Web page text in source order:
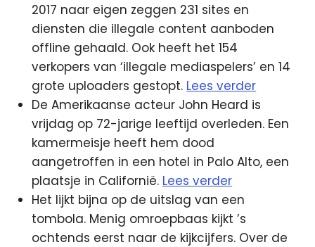
2017 naar eigen zeggen 231 sites en
diensten die illegale content aanboden
offline gehaald. Ook heeft het 154
verkopers van ‘illegale mediaspelers’ en 14
grote uploaders gestopt. Lees verder
De Amerikaanse acteur John Heard is
vrijdag op 72-jarige leeftijd overleden. Een
kamermeisje heeft hem dood
aangetroffen in een hotel in Palo Alto, een
plaatsje in Californië. Lees verder
Het lijkt bijna op de uitslag van een
tombola. Menig omroepbaas kijkt ’s
ochtends eerst naar de kijkcijfers. Over de